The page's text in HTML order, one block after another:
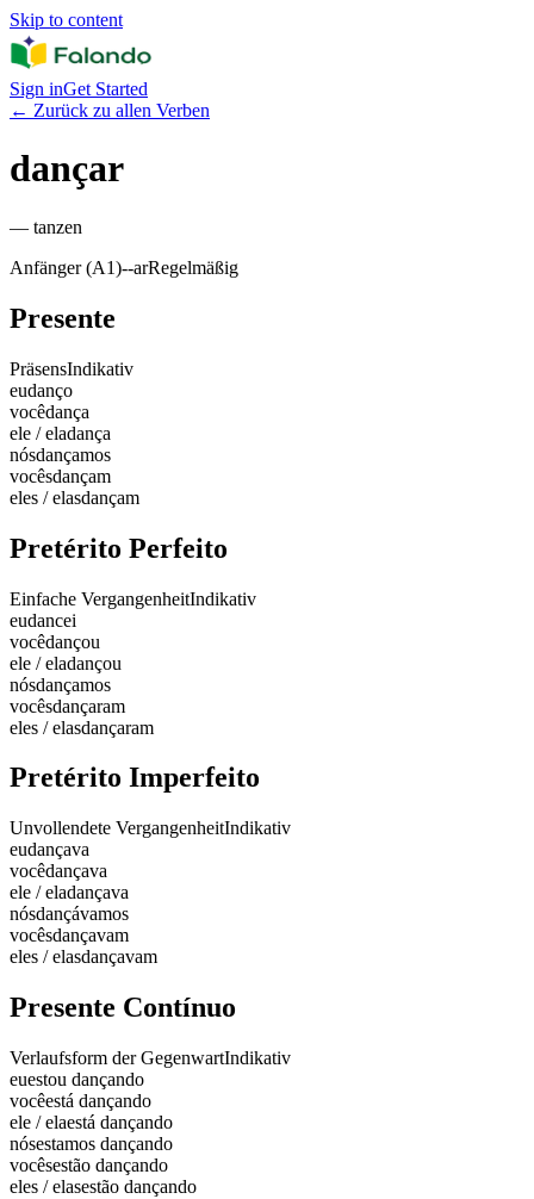
Skip to content
Sign inGet Started
← Zurück zu allen Verben
dançar
— tanzen
Anfänger (A1)--arRegelmäßig
Presente
PräsensIndikativ
eudanço
vocêdança
ele / eladança
nósdançamos
vocêsdançam
eles / elasdançam
Pretérito Perfeito
Einfache VergangenheitIndikativ
eudancei
vocêdançou
ele / eladançou
nósdançamos
vocêsdançaram
eles / elasdançaram
Pretérito Imperfeito
Unvollendete VergangenheitIndikativ
eudançava
vocêdançava
ele / eladançava
nósdançávamos
vocêsdançavam
eles / elasdançavam
Presente Contínuo
Verlaufsform der GegenwartIndikativ
euestou dançando
vocêestá dançando
ele / elaestá dançando
nósestamos dançando
vocêsestão dançando
eles / elasestão dançando